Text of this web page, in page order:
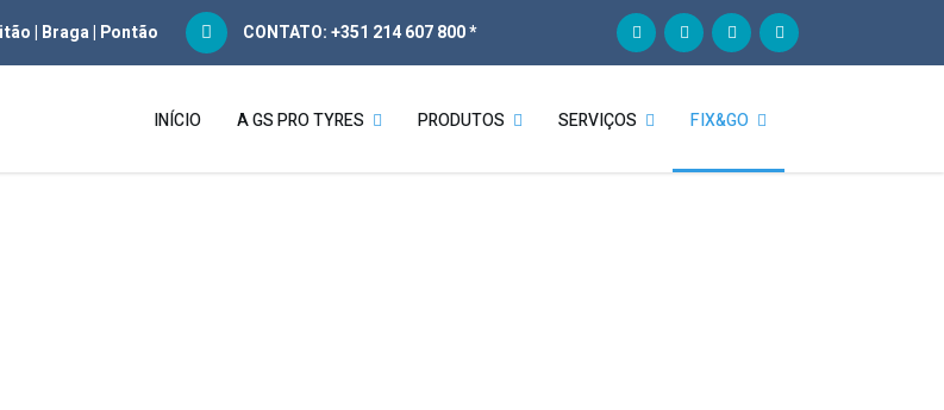
| Braga| Pontão CONTATO: +351 214 607 800 *
INÍCIO A GS PRO TYRES PRODUTOS SERVIÇOS FIX&GO